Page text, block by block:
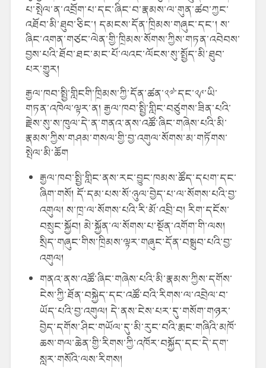
པ་སྤེལ་ན་འབྲོག་པ་དང་ཞིང་བ་རྣམས་ལ་གུན་ཚབ་ཀྱང་
འཐོབ་མི་ཐུབ་ཅིང་། དམངས་དོན་ཁྲིམས་གཞུང་དང་། ས་
ཞིང་འགན་གཙང་ལེན་གྱི་ཁྲིམས་སོགས་ཀྱིས་གཏན་འབེབས་
བྱས་པའི་ཐོབ་ཐང་མང་པོ་ལའང་ལོངས་སུ་སྤྱོད་མི་ཐུབ་
པར་གྱུར།
རྒྱལ་ཁབ་སྤྱི་གླིངགི་ཁྲིམས་ཀྱི་དོན་ཚན་༢༧་དང་༢༩་ཡི་
གཏན་འཁེལ་ལྟར་ན། རྒྱལ་ཁབ་སྤྱི་གླིང་བཙུགས་ཟིན་པའི་
རྗེས་སུ་ས་ཁུལ་དེ་ན་གནའ་ནས་འཚོ་ཞིང་གཞེས་པའི་མི་
རྣམས་ཀྱིས་གཤམ་གསལ་གྱི་བྱ་འགུལ་སོགས་མ་གཏོགས་
སྤེལ་མི་ཆོག
རྒྱལ་ཁབ་སྤྱི་གླིང་ནས་རང་བྱུང་ཁམས་ཚོད་དཔག་དང་
ཞིག་གསོ། དོ་དམ་པས་སོ་ཉུལ་བྱེད་པ་ལ་སོགས་པའི་བྱ་
འགུལ། ས་ཁྲ་ལ་སོགས་པའི་རི་མོ་འབྲི་བ། རིག་དངོས་
བསྲུང་སྐྱོབ། མེ་སྐྱོན་ལ་སོགས་པ་སྔོན་འགོག་གི་ལས།
སྲིད་གཞུང་གིས་ཁྲིམས་ལྟར་གཞུང་དོན་བསྒྲུབ་པའི་བྱ་
འགུལ།
གནའ་ནས་འཚོ་ཞིང་གཞེས་པའི་མི་རྣམས་ཀྱིས་དགོས་
ངེས་ཀྱི་ཐོན་བསྐྱེད་དང་འཚོ་བའི་རིགས་ལ་འབྲེལ་བ་
ཡོད་པའི་བྱ་འགུལ། དེ་ནས་ངེས་པར་དུ་གསོག་གཉར་
བྱེད་དགོས་ཤིང་གཡོལ་དུ་མི་རུང་བའི་རྨང་གཞིའི་མཁོ་
ཆས་གལ་ཆེན་གྱི་རིགས་ཀྱི་འཁོར་བསྐྱོད་དང་དེ་དག་
སླར་གསོའི་ལས་རིགས།